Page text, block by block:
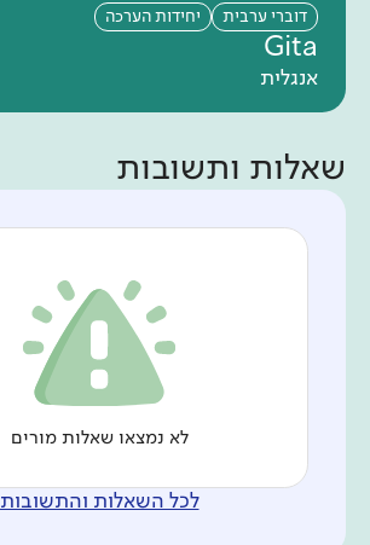
דוברי ערבית יחידות הערכה
Gita
אנגלית
שאלות ותשובות
לא נמצאו שאלות מורים
לכל השאלות והתשובות